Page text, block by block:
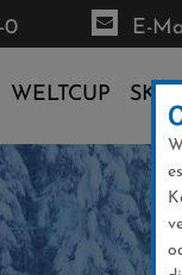
0 E-
WELTCUP SKI-